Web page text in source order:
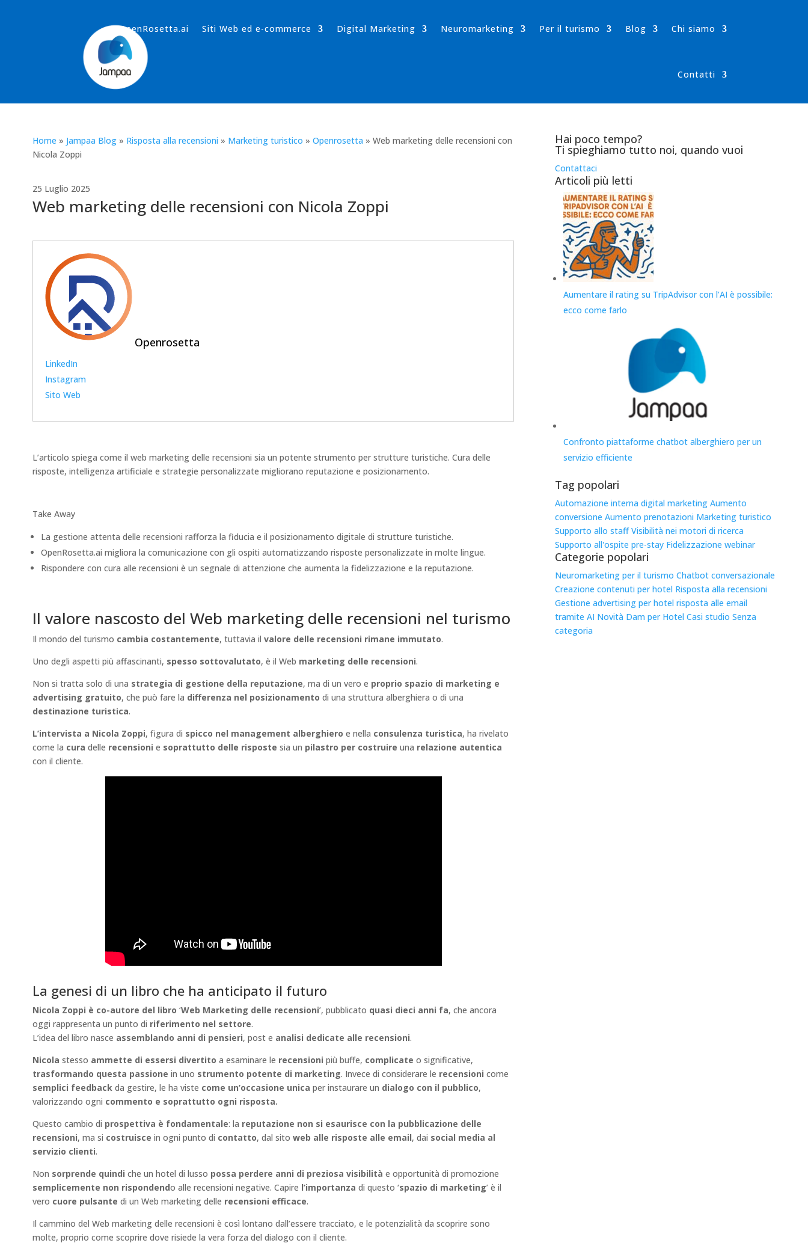
OpenRosetta.ai Siti Web ed e-commerce Digital Marketing Neuromarketing Per il turismo Blog Chi siamo
Contatti
Home » Jampaa Blog» Risposta alla recensioni » Marketing turistico » Openrosetta » Web marketing delle recensioni con
Nicola Zoppi
25 Luglio 2025
Web marketing delle recensioni con Nicola Zoppi
Openrosetta
LinkedIn
Instagram
Sito Web
L’articolo spiega come il web marketing delle recensioni sia un potente strumento per strutture turistiche. Cura delle
risposte, intelligenza artificiale e strategie personalizzate migliorano reputazione e posizionamento.
Take Away
La gestione attenta delle recensioni rafforza la fiducia e il posizionamento digitale di strutture turistiche.
OpenRosetta.ai migliora la comunicazione con gli ospiti automatizzando risposte personalizzate in molte lingue.
Rispondere con cura alle recensioni è un segnale di attenzione che aumenta la fidelizzazione e la reputazione.
Il valore nascosto del Web marketing delle recensioni nel turismo
Il mondo del turismo cambia costantemente, tuttavia il valore delle recensioni rimane immutato.
Uno degli aspetti più affascinanti, spesso sottovalutato, è il Web marketing delle recensioni.
Non si tratta solo di una strategia di gestione della reputazione, ma di un vero e proprio spazio di marketing e
advertising gratuito, che può fare la differenza nel posizionamento di una struttura alberghiera o di una
destinazione turistica.
L’intervista a Nicola Zoppi, figura di spicco nel management alberghiero e nella consulenza turistica, ha rivelato
come la cura delle recensioni e soprattutto delle risposte sia un pilastro per costruire una relazione autentica
con il cliente.
La genesi di un libro che ha anticipato il futuro
Nicola Zoppi è co-autore del libro ‘Web Marketing delle recensioni’, pubblicato quasi dieci anni fa, che ancora
oggi rappresenta un punto di riferimento nel settore.
L’idea del libro nasce assemblando anni di pensieri, post e analisi dedicate alle recensioni.
Nicola stesso ammette di essersi divertito a esaminare le recensioni più buffe, complicate o significative,
trasformando questa passione in uno strumento potente di marketing. Invece di considerare le recensioni come
semplici feedbackda gestire, le ha viste come un’occasione unica per instaurare un dialogo con il pubblico,
valorizzando ogni commento e soprattutto ogni risposta.
Questo cambio di prospettiva è fondamentale: la reputazione non si esaurisce con la pubblicazione delle
recensioni, ma si costruisce in ogni punto di contatto, dal sito web alle risposte alle email, dai social media al
servizio clienti.
Non sorprende quindi che un hotel di lusso possa perdere anni di preziosa visibilità e opportunità di promozione
semplicemente non rispondendo alle recensioni negative. Capire l’importanza di questo ‘spazio di marketing’ è il
vero cuore pulsante di un Web marketing delle recensioni efficace.
Il cammino del Web marketing delle recensioni è così lontano dall’essere tracciato, e le potenzialità da scoprire sono
molte, proprio come scoprire dove risiede la vera forza del dialogo con il cliente.
Hai poco tempo?
Ti spieghiamo tutto noi, quando vuoi
Contattaci
Articoli più letti
Aumentare il rating su TripAdvisor con l’AI è possibile:
ecco come farlo
Confronto piattaforme chatbot alberghiero per un
servizio efficiente
Tag popolari
Automazione interna digital marketing Aumento
conversione Aumento prenotazioni Marketing turistico
Supporto allo staff Visibilità nei motori di ricerca
Supporto all'ospite pre-stay Fidelizzazione webinar
Categorie popolari
Neuromarketing per il turismo Chatbot conversazionale
Creazione contenuti per hotel Risposta alla recensioni
Gestione advertising per hotel risposta alle email
tramite AI Novità Dam per Hotel Casi studio Senza
categoria